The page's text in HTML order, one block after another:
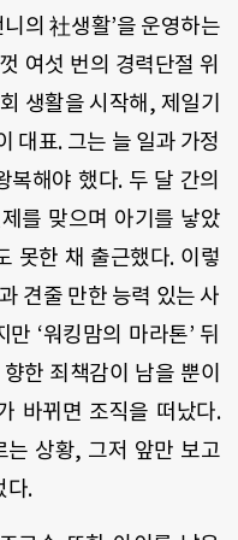
의 社생활’을 운영하는
여섯 번의 경력단절 위
생활을 시작해, 제일기
대표. 그는 늘 일과 가정
해야 했다. 두 달 간의
를 맞으며 아기를 낳았
못한 채 출근했다. 이렇
견줄 만한 능력 있는 사
‘워킹맘의 마라톤’ 뒤
한 죄책감이 남을 뿐이
바뀌면 조직을 떠났다.
는 상황, 그저 앞만 보고
다.